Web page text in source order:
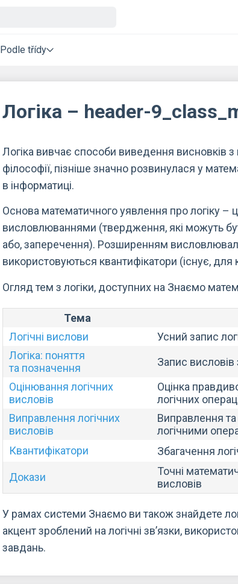
Podle třídy
Логіка – header-
Логіка вивчає способи виведення висновків
філософії, пізніше значно розвинулася у
в інформатиці.
Основа математичного уявлення про логіку –
висловлюваннями (твердження, які можуть
або, заперечення). Розширенням
використовуються квантифікатори (існує, для
Огляд тем з логіки, доступних на Знаємо
Тема
Логічні вислови
Усний запис
Логіка: поняття
та позначення
Запис висловів
Оцінювання логічних
висловів
Оцінка
логічних
Виправлення логічних
висловів
Виправлення
логічними
Квантифікатори
Збагачення
Докази
Точні
висловів
У рамах системи Знаємо ви також знайдете
акцент зроблений на логічні зв’язки,
завдань.